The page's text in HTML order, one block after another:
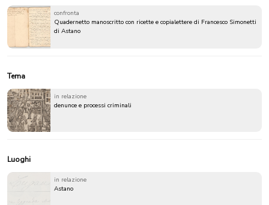
confronta
Quadernetto manoscritto con ricette e copialettere di Francesco Simonetti
di Astano
Tema
in relazione
denunce e processi criminali
Luoghi
in relazione
Astano